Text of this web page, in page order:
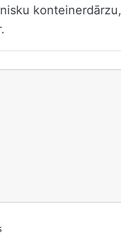
konteinerdārzu,